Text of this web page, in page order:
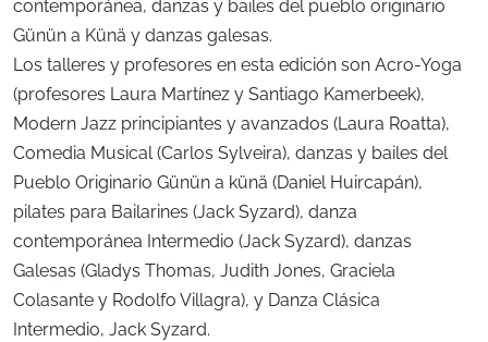
contemporánea, danzas y bailes del pueblo originario
Günün a Künä y danzas galesas.
Los talleres y profesores en esta edición son Acro-Yoga
(profesores Laura Martínez y Santiago Kamerbeek),
Modern Jazz principiantes y avanzados (Laura Roatta),
Comedia Musical (Carlos Sylveira), danzas y bailes del
Pueblo Originario Günün a künä (Daniel Huircapán),
pilates para Bailarines (Jack Syzard), danza
contemporánea Intermedio (Jack Syzard), danzas
Galesas (Gladys Thomas, Judith Jones, Graciela
Colasante y Rodolfo Villagra), y Danza Clásica
Intermedio, Jack Syzard.